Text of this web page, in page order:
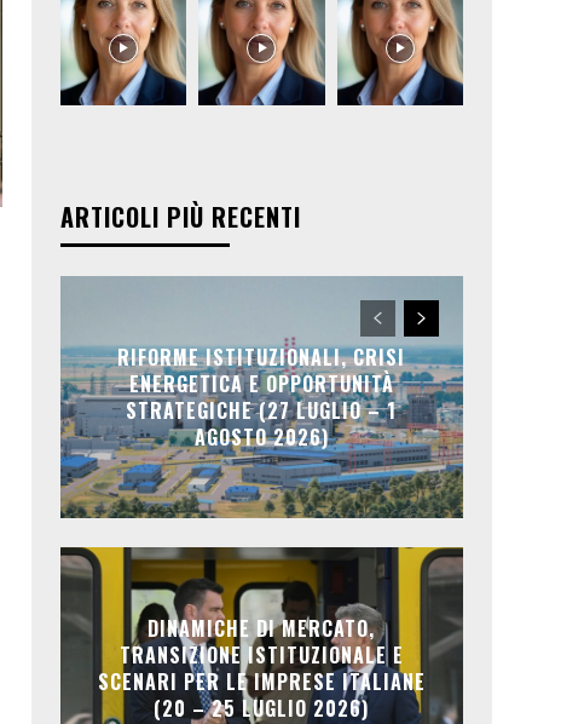
ARTICOLI PIÙ RECENTI
RIFORME ISTITUZIONALI, CRISI
ENERGETICA E OPPORTUNITÀ
STRATEGICHE (27 LUGLIO – 1
AGOSTO 2026)
DINAMICHE DI MERCATO,
TRANSIZIONE ISTITUZIONALE E
SCENARI PER LE IMPRESE ITALIANE
(20 – 25 LUGLIO 2026)